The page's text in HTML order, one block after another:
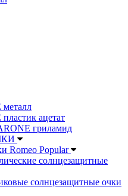
ацетат
гриламид
Romeo Popular
солнцезащитные
солнцезащитные очки